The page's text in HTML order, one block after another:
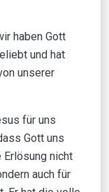
haben Gott
und hat
unserer
für uns
Gott uns
Erlösung nicht
auch für